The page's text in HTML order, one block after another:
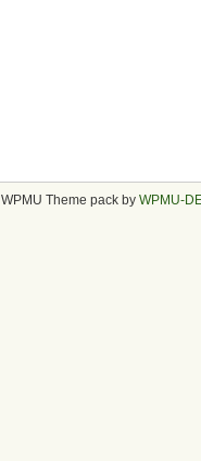
. WPMU Theme pack by WPMU-